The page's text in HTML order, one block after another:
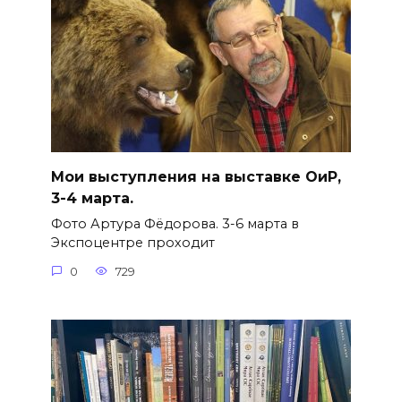
Мои выступления на выставке ОиР,
3-4 марта.
Фото Артура Фёдорова. 3-6 марта в
Экспоцентре проходит
0 729